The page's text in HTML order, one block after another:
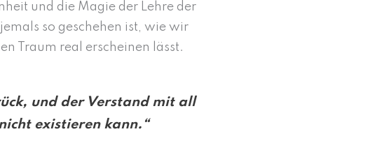
und die Magie der Lehre der
so geschehen ist, wie wir
Traum real erscheinen lässt.
und der Verstand mit all
existieren kann.“